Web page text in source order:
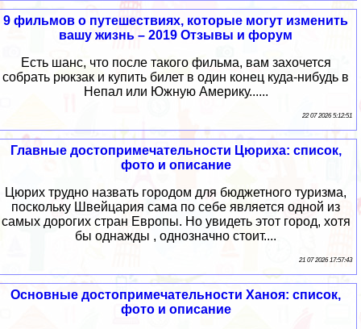
9 фильмов о путешествиях, которые могут изменить
вашу жизнь – 2019 Отзывы и форум
Есть шанс, что после такого фильма, вам захочется
собрать рюкзак и купить билет в один конец куда-нибудь в
Непал или Южную Америку......
22 07 2026 5:12:51
Главные достопримечательности Цюриха: список,
фото и описание
Цюрих трудно назвать городом для бюджетного туризма,
поскольку Швейцария сама по себе является одной из
самых дорогих стран Европы. Но увидеть этот город, хотя
бы однажды , однозначно стоит....
21 07 2026 17:57:43
Основные достопримечательности Ханоя: список,
фото и описание